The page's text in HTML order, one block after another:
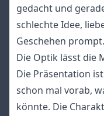
gedacht und
schlechte Idee,
Geschehen prompt.
Die Optik lässt die
Die Präsentation
schon mal vorab,
könnte. Die